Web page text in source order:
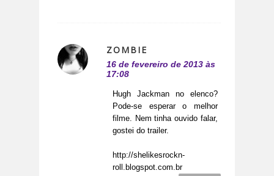
ZOMBIE
16 de fevereiro de 2013 às
17:08
Hugh Jackman no elenco?
Pode-se esperar o melhor
filme. Nem tinha ouvido falar,
gostei do trailer.
http://shelikesrockn-
roll.blogspot.com.br